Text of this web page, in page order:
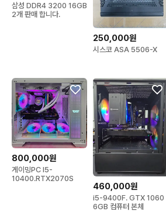
삼성 DDR4 3200 16GB
2개 판매 합니다.
250,000원
시스코 ASA 5506-X
800,000원
게이밍PC I5-
10400.RTX2070S
460,000원
i5-9400F. GTX 1060
6GB 컴퓨터 본체